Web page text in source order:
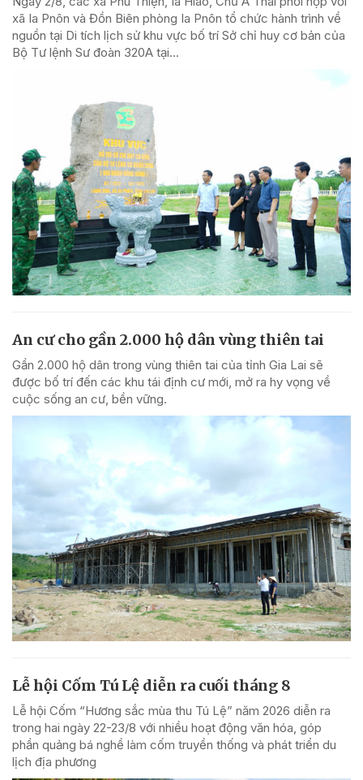
xã Ia Pnôn và Đồn Biên phòng Ia Pnôn tổ chức hành trình về
nguồn tại Di tích lịch sử khu vực bố trí Sở chỉ huy cơ bản của
Bộ Tư lệnh Sư đoàn 320A tại...
An cư cho gần 2.000 hộ dân vùng thiên tai
Gần 2.000 hộ dân trong vùng thiên tai của tỉnh Gia Lai sẽ
được bố trí đến các khu tái định cư mới, mở ra hy vọng về
cuộc sống an cư, bền vững.
Lễ hội Cốm Tú Lệ diễn ra cuối tháng 8
Lễ hội Cốm “Hương sắc mùa thu Tú Lệ” năm 2026 diễn ra
trong hai ngày 22-23/8 với nhiều hoạt động văn hóa, góp
phần quảng bá nghề làm cốm truyền thống và phát triển du
lịch địa phương